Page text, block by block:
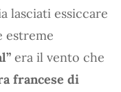
lasciati essiccare
estreme
era il vento che
francese di